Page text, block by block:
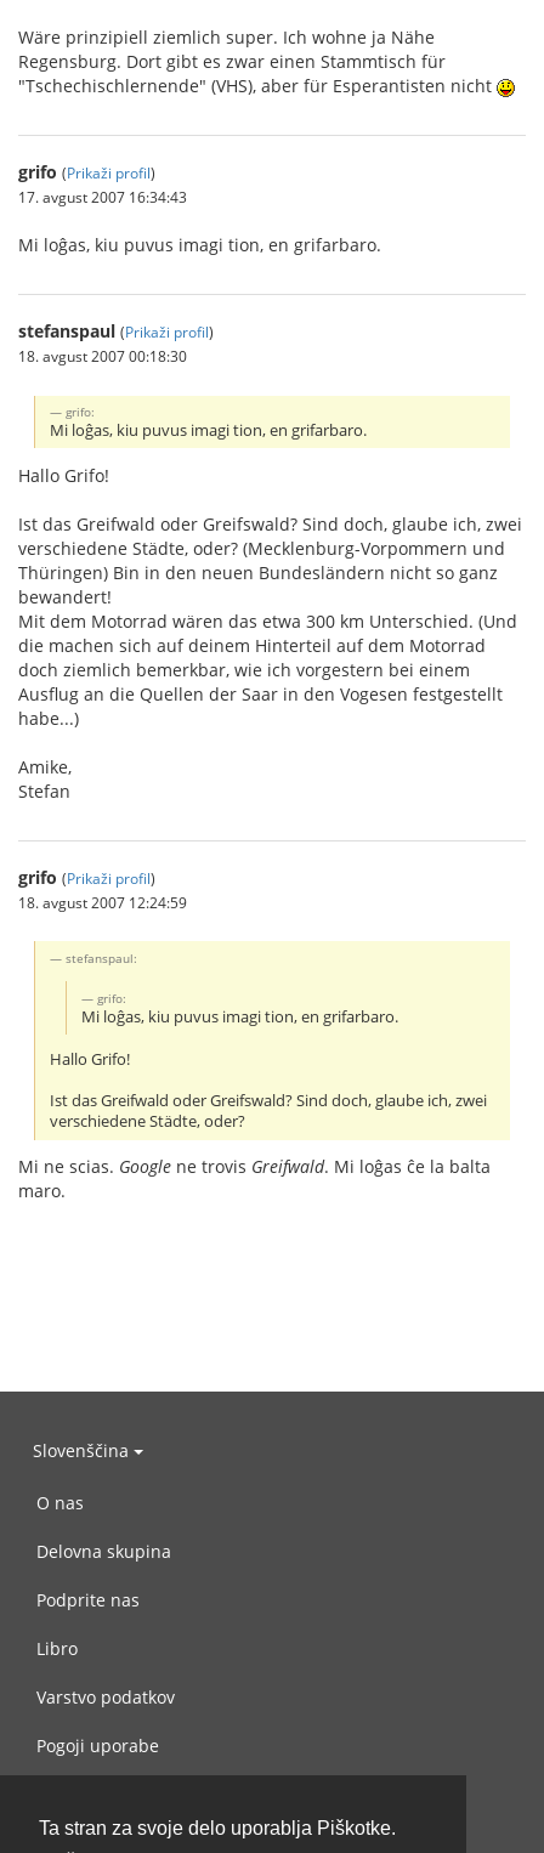
Ta stran za svoje delo uporablja Piškotke.
Wäre prinzipiell ziemlich super. Ich wohne ja Nähe
Regensburg. Dort gibt es zwar einen Stammtisch für
"Tschechischlernende" (VHS), aber für Esperantisten nicht
grifo (Prikaži profil)
17. avgust 2007 16:34:43
Mi loĝas, kiu puvus imagi tion, en grifarbaro.
stefanspaul (Prikaži profil)
18. avgust 2007 00:18:30
grifo:
Mi loĝas, kiu puvus imagi tion, en grifarbaro.
Hallo Grifo!
Ist das Greifwald oder Greifswald? Sind doch, glaube ich, zwei
verschiedene Städte, oder? (Mecklenburg-Vorpommern und
Thüringen) Bin in den neuen Bundesländern nicht so ganz
bewandert!
Mit dem Motorrad wären das etwa 300 km Unterschied. (Und
die machen sich auf deinem Hinterteil auf dem Motorrad
doch ziemlich bemerkbar, wie ich vorgestern bei einem
Ausflug an die Quellen der Saar in den Vogesen festgestellt
habe...)
Amike,
Stefan
grifo (Prikaži profil)
18. avgust 2007 12:24:59
stefanspaul:
grifo:
Mi loĝas, kiu puvus imagi tion, en grifarbaro.
Hallo Grifo!
Ist das Greifwald oder Greifswald? Sind doch, glaube ich, zwei
verschiedene Städte, oder?
Mi ne scias. Google ne trovis Greifwald. Mi loĝas ĉe la balta
maro.
Slovenščina
O nas
Delovna skupina
Podprite nas
Libro
Varstvo podatkov
Pogoji uporabe